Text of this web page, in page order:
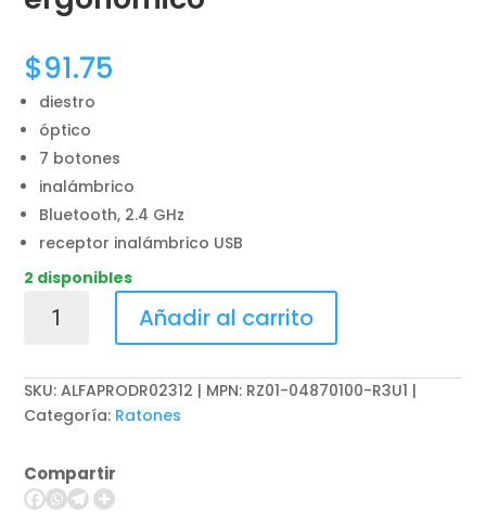
$91.75
diestro
óptico
7 botones
inalámbrico
Bluetooth, 2.4 GHz
receptor inalámbrico USB
2 disponibles
Basilisk
X
HyperSpeed
-
-
ergonómico
Añadir al carrito
SKU:ALFAPRODR02312 | MPN: RZ01-04870100-R3U1
Categoría: Ratones
Compartir